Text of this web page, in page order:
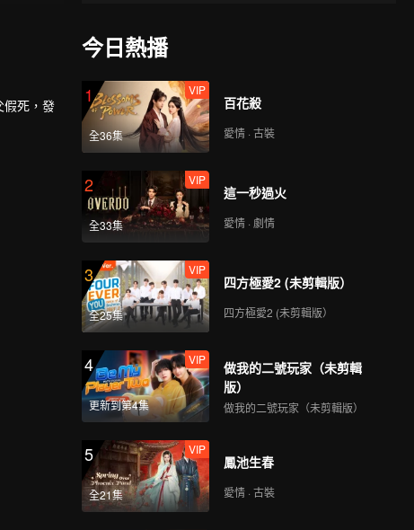
假死，發
今日熱播
1
全36集
VIP
百花殺
愛情 · 古裝
2
全33集
VIP
這一秒過火
愛情 · 劇情
3
全25集
VIP
四方極愛2 (未剪輯版）
四方極愛2 (未剪輯版）
4
更新到第4集
VIP
做我的二號玩家（未剪輯
版）
做我的二號玩家（未剪輯版）
5
全21集
VIP
鳳池生春
愛情 · 古裝